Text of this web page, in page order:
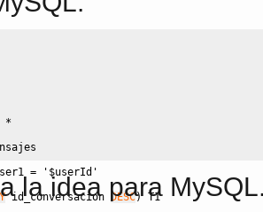
*
=
'$userId'
id_conversacion DESC) T1
la idea para